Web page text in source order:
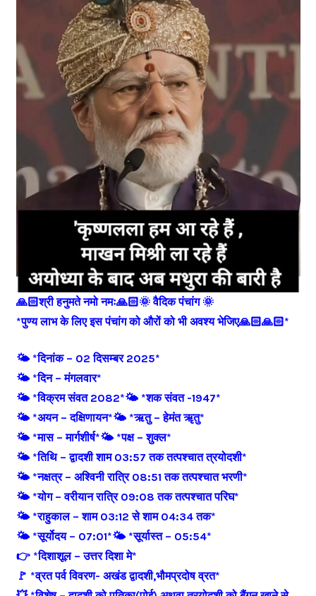
🙏🏻श्री हनुमते नमो नमः🙏🏻🌞 वैदिक पंचांग 🌞
*पुण्य लाभ के लिए इस पंचांग को औरों को भी अवश्य भेजिए🙏🏻🙏🏻*
🌤️ *दिनांक – 02 दिसम्बर 2025*
🌤️ *दिन – मंगलवार*
🌤️ *विक्रम संवत 2082*🌤️ *शक संवत -1947*
🌤️ *अयन – दक्षिणायन*🌤️ *ऋतु – हेमंत ॠतु*
🌤️ *मास – मार्गशीर्ष*🌤️ *पक्ष – शुक्ल*
🌤️ *तिथि – द्वादशी शाम 03:57 तक तत्पश्चात त्रयोदशी*
🌤️ *नक्षत्र – अश्विनी रात्रि 08:51 तक तत्पश्चात भरणी*
🌤️ *योग – वरीयान रात्रि 09:08 तक तत्पश्चात परिघ*
🌤️ *राहुकाल – शाम 03:12 से शाम 04:34 तक*
🌤️ *सूर्योदय – 07:01*🌤️ *सूर्यास्त – 05:54*
👉 *दिशाशूल – उत्तर दिशा मे*
🚩 *व्रत पर्व विवरण- अखंड द्वादशी,भौमप्रदोष व्रत*